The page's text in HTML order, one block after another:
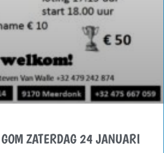
ZATERDAG 24 JANUARI